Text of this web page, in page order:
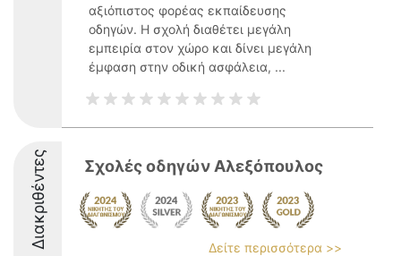
αξιόπιστος φορέας εκπαίδευσης
οδηγών. Η σχολή διαθέτει μεγάλη
εμπειρία στον χώρο και δίνει μεγάλη
έμφαση στην οδική ασφάλεια, ...
Διακριθέντες Σχολές οδηγών Αλεξόπουλος
Δείτε περισσότερα >>